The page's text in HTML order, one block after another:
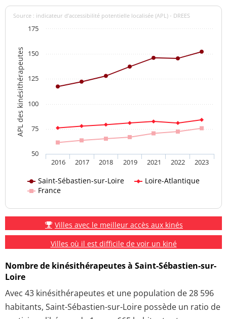
APL des kinésithérapeutes
Source : indicateur d’accessibilité potentielle localisée (APL) - DREES
Saint-Sébastien-sur-Loire
Loire-Atlantique
France
2016 2017 2018 2019 2021 2022 2023
50
75
100
125
150
175
Villes avec le meilleur accès aux kinés
Villes où il est difficile de voir un kiné
Nombre de kinésithérapeutes à Saint-Sébastien-sur-
Loire
Avec 43 kinésithérapeutes et une population de 28 596
habitants, Saint-Sébastien-sur-Loire possède un ratio de